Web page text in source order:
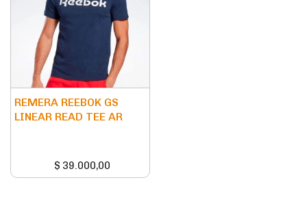
REMERA REEBOK GS
LINEAR READ TEE AR
$ 39.000,00